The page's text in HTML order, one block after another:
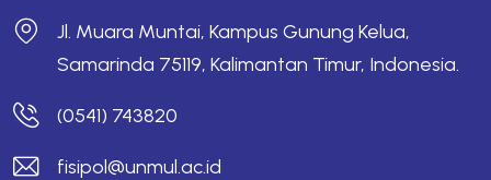
Jl. Muara Muntai, Kampus Gunung Kelua,
Samarinda 75119, Kalimantan Timur, Indonesia.
(0541) 743820
fisipol@unmul.ac.id